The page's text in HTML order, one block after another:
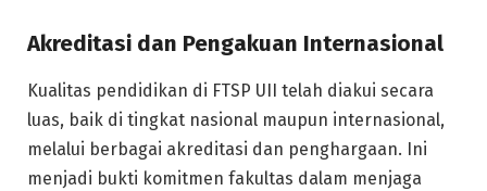
Akreditasi dan Pengakuan Internasional
Kualitas pendidikan di FTSP UII telah diakui secara
luas, baik di tingkat nasional maupun internasional,
melalui berbagai akreditasi dan penghargaan. Ini
menjadi bukti komitmen fakultas dalam menjaga